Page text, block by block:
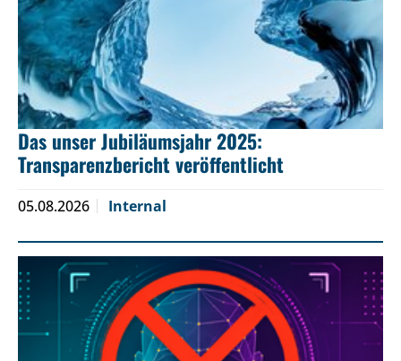
Das unser Jubiläumsjahr 2025:
Transparenzbericht veröffentlicht
05.08.2026 Internal